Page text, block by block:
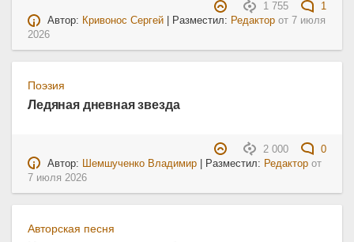
1 755
1
Автор: Кривонос Сергей | Разместил: Редактор от 7 июля
2026
Поэзия
Ледяная дневная звезда
2 000
0
Автор: Шемшученко Владимир | Разместил: Редактор от
7 июля 2026
Авторская песня